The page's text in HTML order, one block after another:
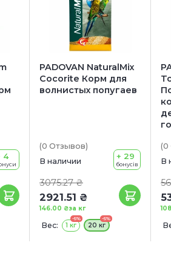
4
PADOVAN NaturalMix
Сocorite Корм для
волнистых попугаев
(0 Отзывов)
В наличии
3075.27 ₴
2921.51 ₴
за кг
146.00 ₴
+ 29
бонусів
Вес:
-5%
1 кг
-5%
20 кг
(0
В